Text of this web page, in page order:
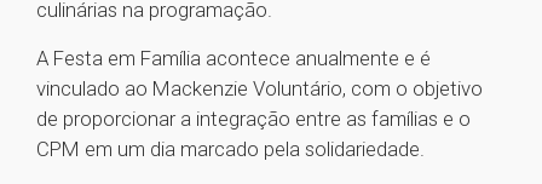
culinárias na programação.
A Festa em Família acontece anualmente e é
vinculado ao Mackenzie Voluntário, com o objetivo
de proporcionar a integração entre as famílias e o
CPM em um dia marcado pela solidariedade.